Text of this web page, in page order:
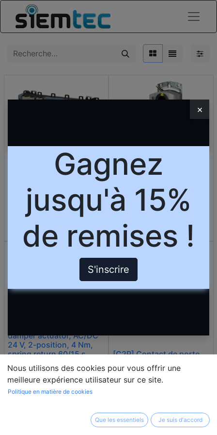
×
Gagnez
jusqu'à 15%
de remises !
S'inscrire
[PXC7.E400M]
PXC7.E400M Automation
Station
[GDB141.1E] Rotary air
damper actuator, AC/DC
24 V, 2-position/3-
position, 5 Nm, 150 s
17 550,00
damper actuator, AC/DC
24 V, 2-position, 4 Nm,
spring return 60/15 s
27 750,00DA
[C2P] Contact de porte
Nous utilisons des cookies pour vous offrir une
meilleure expérience utilisateur sur ce site.
Politique en matière de cookies
Que les essentiels Je suis d'accord